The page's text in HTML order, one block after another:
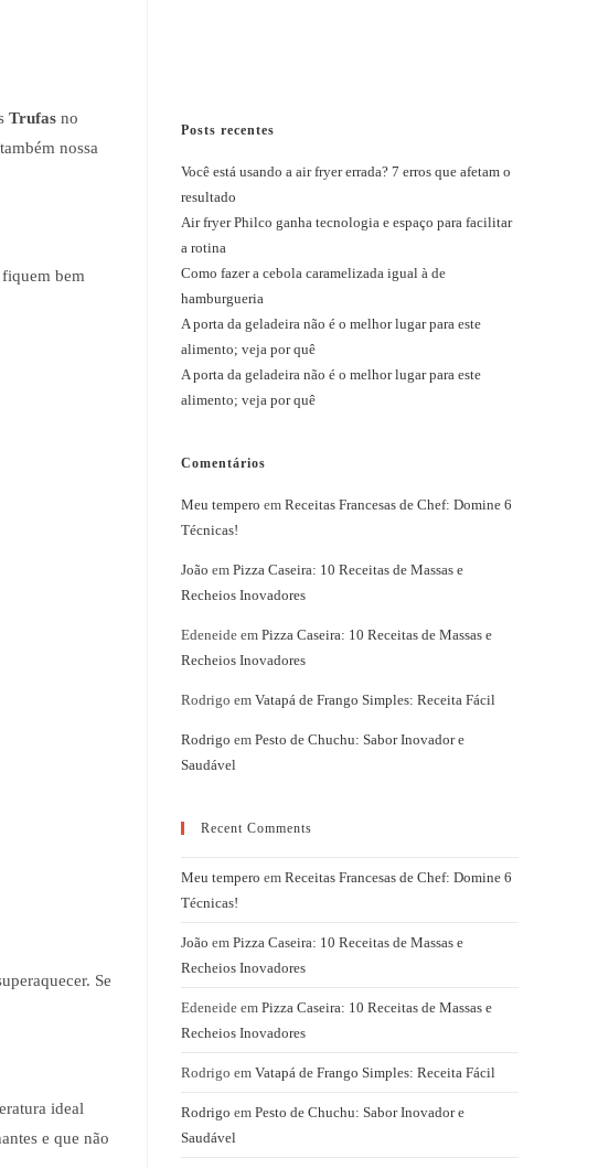
Trufas no
nossa
bem
Se
ideal
e que não
Posts recentes
Você está usando a air fryer errada? 7 erros que afetam o
resultado
Air fryer Philco ganha tecnologia e espaço para facilitar
a rotina
Como fazer a cebola caramelizada igual à de
hamburgueria
A porta da geladeira não é o melhor lugar para este
alimento; veja por quê
A porta da geladeira não é o melhor lugar para este
alimento; veja por quê
Comentários
Meu tempero em Receitas Francesas de Chef: Domine 6
Técnicas!
João em Pizza Caseira: 10 Receitas de Massas e
Recheios Inovadores
Edeneide em Pizza Caseira: 10 Receitas de Massas e
Recheios Inovadores
Rodrigo em Vatapá de Frango Simples: Receita Fácil
Rodrigo em Pesto de Chuchu: Sabor Inovador e
Saudável
Recent Comments
Meu tempero em Receitas Francesas de Chef: Domine 6
Técnicas!
João em Pizza Caseira: 10 Receitas de Massas e
Recheios Inovadores
Edeneide em Pizza Caseira: 10 Receitas de Massas e
Recheios Inovadores
Rodrigo em Vatapá de Frango Simples: Receita Fácil
Rodrigo em Pesto de Chuchu: Sabor Inovador e
Saudável